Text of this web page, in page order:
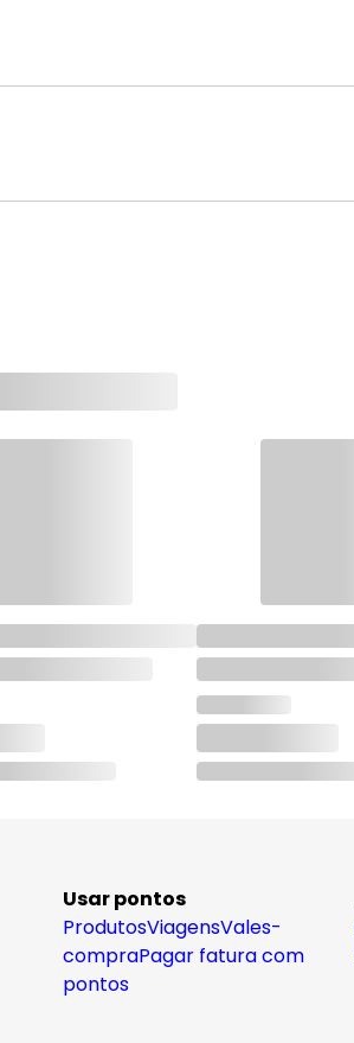
Usar pontos
ProdutosViagensVales-
compraPagar fatura com
pontos